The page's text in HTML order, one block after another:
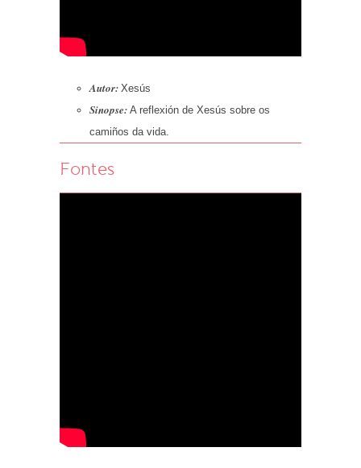
Autor: Xesús
Sinopse:A reflexión de Xesús sobre os
camiños da vida.
Fontes